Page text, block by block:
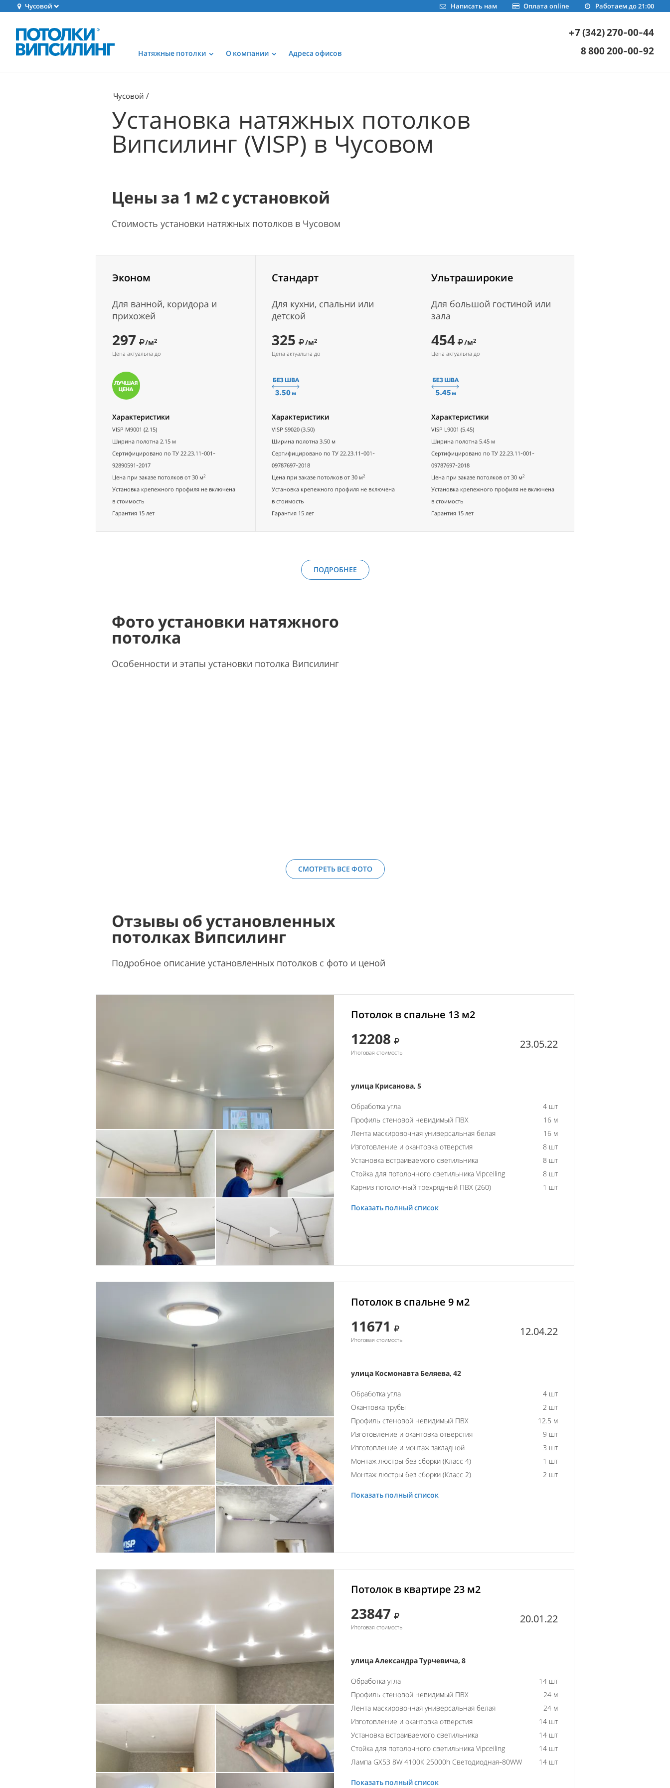
Чусовой Работаем до 21:00
Оплата online
Написать нам
Натяжные потолки О компании Адреса офисов
+7 (342) 270-00-44
8 800 200-00-92
Чусовой
Установка натяжных потолков
Випсилинг (VISP) в Чусовом
Цены за 1 м2 с установкой
Стоимость установки натяжных потолков в Чусовом
Эконом
Для ванной, коридора и
прихожей
297 /м2
Цена актуальна до
Характеристики
VISP M9001 (2.15)
Ширина полотна 2.15 м
Сертифицировано по ТУ 22.23.11-001-
92890591-2017
Цена при заказе потолков от 30 м2
Установка крепежного профиля не включена
в стоимость
Гарантия 15 лет
Стандарт
Для кухни, спальни или
детской
325 /м2
Цена актуальна до
Характеристики
VISP S9020 (3.50)
Ширина полотна 3.50 м
Сертифицировано по ТУ 22.23.11-001-
09787697-2018
Цена при заказе потолков от 30 м2
Установка крепежного профиля не включена
в стоимость
Гарантия 15 лет
Ультраширокие
Для большой гостиной или
зала
454 /м2
Цена актуальна до
Характеристики
VISP L9001 (5.45)
Ширина полотна 5.45 м
Сертифицировано по ТУ 22.23.11-001-
09787697-2018
Цена при заказе потолков от 30 м2
Установка крепежного профиля не включена
в стоимость
Гарантия 15 лет
ПОДРОБНЕЕ
Фото установки натяжного
потолка
Особенности и этапы установки потолка Випсилинг
СМОТРЕТЬ ВСЕ ФОТО
Отзывы об установленных
потолках Випсилинг
Подробное описание установленных потолков с фото и ценой
Потолок в спальне 13 м2
12208
Итоговая стоимость
23.05.22
улица Крисанова, 5
Обработка угла
4 шт
Профиль стеновой невидимый ПВХ
16 м
Лента маскировочная универсальная белая
16 м
Изготовление и окантовка отверстия
8 шт
Установка встраиваемого светильника
8 шт
Стойка для потолочного светильника Vipceiling
8 шт
Карниз потолочный трехрядный ПВХ (260)
1 шт
Показать полный список
Потолок в спальне 9 м2
11671
Итоговая стоимость
12.04.22
улица Космонавта Беляева, 42
Обработка угла
4 шт
Окантовка трубы
2 шт
Профиль стеновой невидимый ПВХ
12.5 м
Изготовление и окантовка отверстия
9 шт
Изготовление и монтаж закладной
3 шт
Монтаж люстры без сборки (Класс 4)
1 шт
Монтаж люстры без сборки (Класс 2)
2 шт
Показать полный список
Потолок в квартире 23 м2
23847
Итоговая стоимость
20.01.22
улица Александра Турчевича, 8
Обработка угла
14 шт
Профиль стеновой невидимый ПВХ
24 м
Лента маскировочная универсальная белая
24 м
Изготовление и окантовка отверстия
14 шт
Установка встраиваемого светильника
14 шт
Стойка для потолочного светильника Vipceiling
14 шт
Лампа GX53 8W 4100К 25000h Светодиодная-80WW
14 шт
Показать полный список